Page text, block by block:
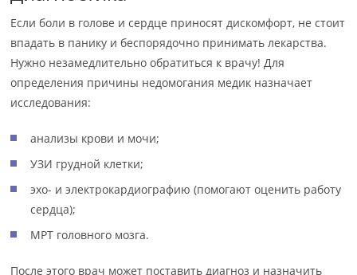
Если боли в голове и сердце приносят дискомфорт, не стоит
впадать в панику и беспорядочно принимать лекарства.
Нужно незамедлительно обратиться к врачу! Для
определения причины недомогания медик назначает
исследования:
анализы крови и мочи;
УЗИ грудной клетки;
эхо- и электрокардиографию (помогают оценить работу
сердца);
МРТ головного мозга.
После этого врач может поставить диагноз и назначить